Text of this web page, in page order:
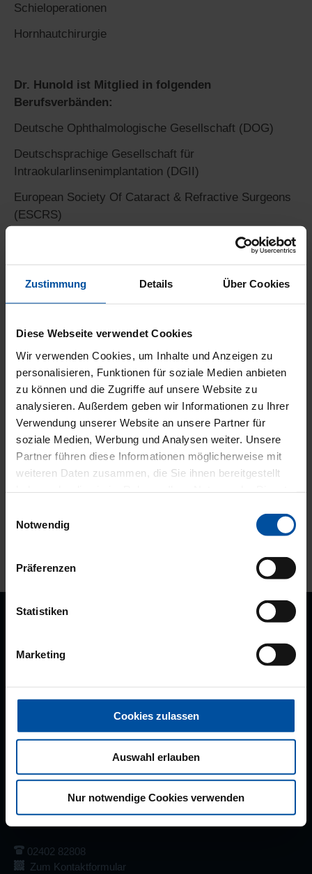
Zustimmung Details Über Cookies
Diese Webseite verwendet Cookies
Wir verwenden Cookies, um Inhalte und Anzeigen zu
personalisieren, Funktionen für soziale Medien anbieten
zu können und die Zugriffe auf unsere Website zu
analysieren. Außerdem geben wir Informationen zu Ihrer
Verwendung unserer Website an unsere Partner für
soziale Medien, Werbung und Analysen weiter. Unsere
Partner führen diese Informationen möglicherweise mit
weiteren Daten zusammen, die Sie ihnen bereitgestellt
Notwendig
Präferenzen
Statistiken
Marketing
Cookies zulassen
Auswahl erlauben
Nur notwendige Cookies verwenden
Schieloperationen
Hornhautchirurgie
Dr. Hunold ist Mitglied in folgenden
Berufsverbänden:
Deutsche Ophthalmologische Gesellschaft (DOG)
Deutschsprachige Gesellschaft für
Intraokularlinsenimplantation (DGII)
European Society Of Cataract & Refractive Surgeons
(ESCRS)
Berufsverband der Augenärzte Deutschlands (BVA)
Berufsverband Deutscher Ophthalmochirurgen
(BDOC)
(VOA-Nordrhein)
Dr. Hunold wird geführt in der Anwenderliste der
Kommission Refraktive Chirurgie (KRC)des
Berufsverbandes der Augenärzte Deutschlands und
der Deutschen Ophthalmologischen Gesellschaft
52066 Aachen
0241 607317
Zum Kontaktformular
Steinfeldstraße 4
02402 82808
Zum Kontaktformular